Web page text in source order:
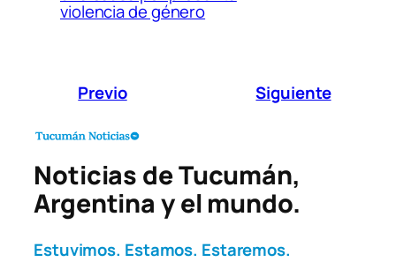
violencia de género
Previo Siguiente
Noticias de Tucumán,
Argentina y el mundo.
Estuvimos. Estamos. Estaremos.